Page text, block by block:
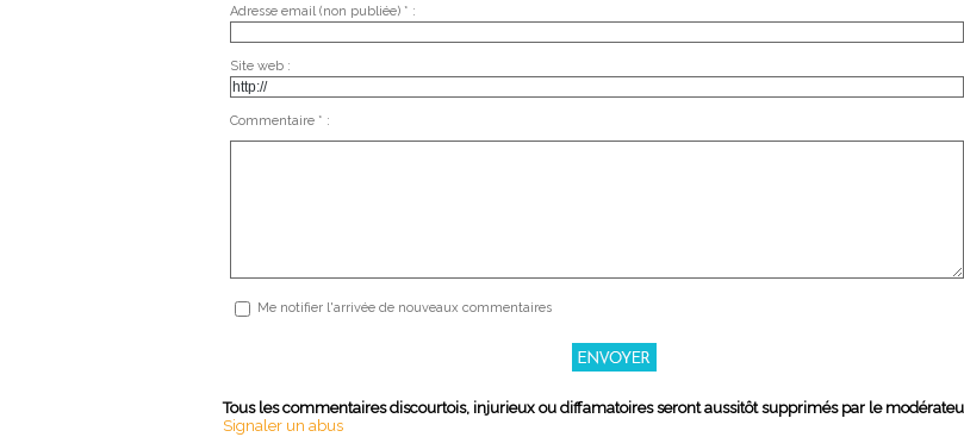
Adresse email (non publiée) * :
Site web :
Commentaire * :
Me notifier l'arrivée de nouveaux commentaires
Tous les commentaires discourtois, injurieux ou diffamatoires seront aussitôt supprimés par le
Signaler un abus